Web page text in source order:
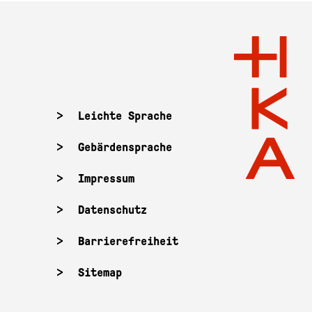
Leichte Sprache
Gebärdensprache
Impressum
Datenschutz
Barrierefreiheit
Sitemap